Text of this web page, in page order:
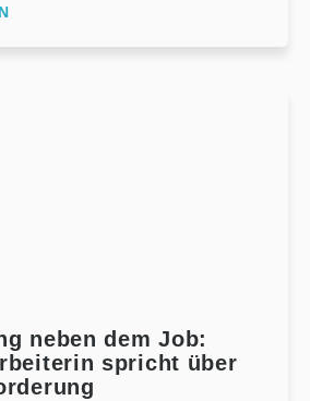
neben dem Job:
spricht über